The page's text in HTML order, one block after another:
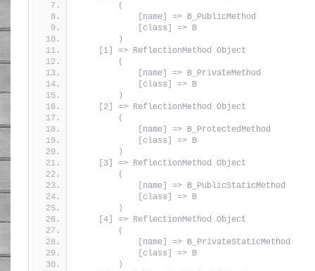
        (
            [name] => B_PublicMethod
            [class] => B
        )
    [1] => ReflectionMethod Object
        (
            [name] => B_PrivateMethod
            [class] => B
        )
    [2] => ReflectionMethod Object
        (
            [name] => B_ProtectedMethod
            [class] => B
        )
    [3] => ReflectionMethod Object
        (
            [name] => B_PublicStaticMethod
            [class] => B
        )
    [4] => ReflectionMethod Object
        (
            [name] => B_PrivateStaticMethod
            [class] => B
        )